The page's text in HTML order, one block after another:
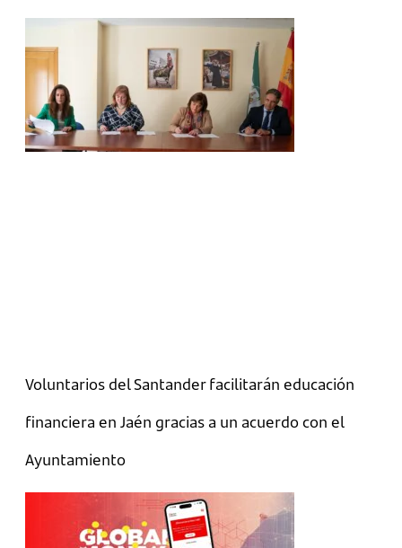
Voluntarios del Santander facilitarán educación
financiera en Jaén gracias a un acuerdo con el
Ayuntamiento